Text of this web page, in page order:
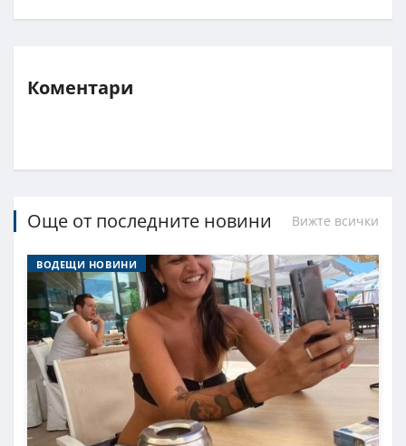
Коментари
Още от последните новини Вижте всички
ВОДЕЩИ НОВИНИ